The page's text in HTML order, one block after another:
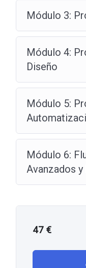
Módulo 3:
Módulo 4:
Diseño
Módulo 5:
Módulo 6:
Avanzados
47€